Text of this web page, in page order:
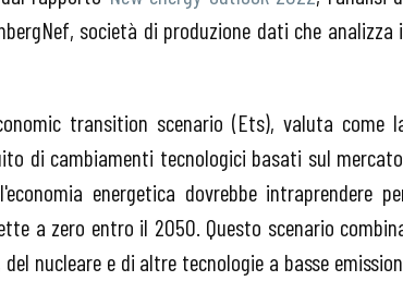
società di produzione dati che analizza
transition scenario (Ets), valuta come
di cambiamenti tecnologici basati sul mercato.
energetica dovrebbe intraprendere
a zero entro il 2050. Questo scenario
nucleare e di altre tecnologie a basse